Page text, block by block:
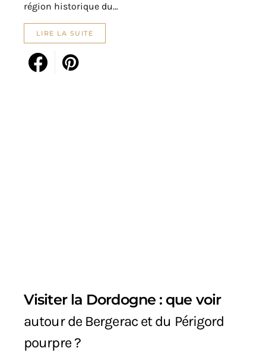
région historique du…
LIRE LA SUITE
Visiter la Dordogne : que voir
autour de Bergerac et du Périgord
pourpre ?